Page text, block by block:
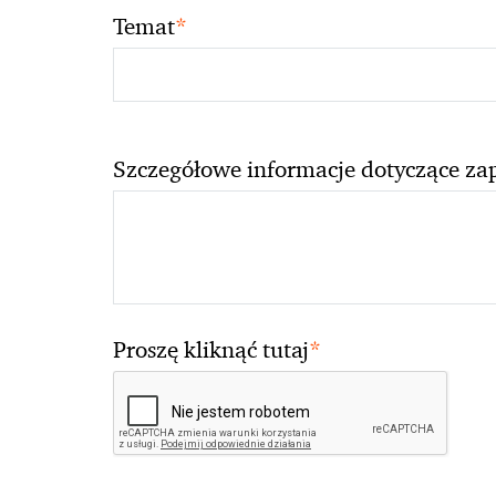
Temat*
Szczegółowe informacje dotyczące
Proszę kliknąć tutaj*